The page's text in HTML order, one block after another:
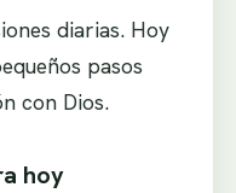
diarias. Hoy
pasos
con Dios.
hoy